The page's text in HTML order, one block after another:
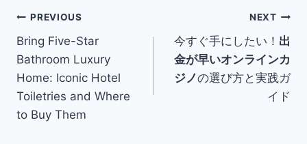
Post
navigation
PREVIOUS
Bring Five-Star
Bathroom Luxury
Home: Iconic Hotel
Toiletries and Where
to Buy Them
NEXT
今すぐ手にしたい！ 出
金が早いオンラインカ
ジノの選び方と実践ガ
イド